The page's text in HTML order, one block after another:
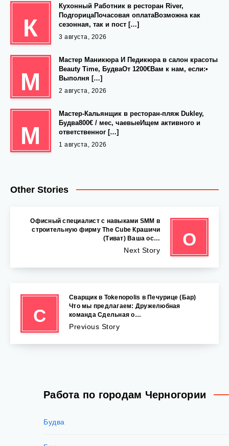
К
Кухонный Работник в ресторан River,
ПодгорицаПочасовая оплатаВозможна как
сезонная, так и пост […]
3 августа, 2026
М
Мастер Маникюра И Педикюра в салон красоты
Beauty Time, БудваОт 1200€Вам к нам, если:•
Выполня […]
2 августа, 2026
М
Мастер-Кальянщик в ресторан-пляж Dukley,
Будва800€ / мес, чаевыеИщем активного и
ответственног […]
1 августа, 2026
Other Stories
О
Офисный специалист с навыками SMM в
строительную фирму The Cube Крашичи
(Тиват) Ваша ос…
Next Story
С
Сварщик в Tokenopolis в Печурице (Бар)
Что мы предлагаем: Дружелюбная
команда Сдельная о…
Previous Story
Работа по городам Черногории
Будва